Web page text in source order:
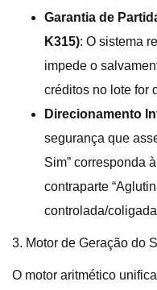
Garantia de
K315): O sistema
impede o
créditos no lote for
Direcionamento
segurança que
Sim” corresponda
contraparte
controlada/
3. Motor de Geração do
O motor aritmético